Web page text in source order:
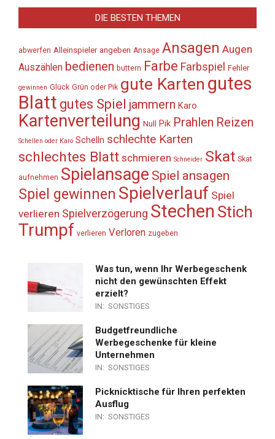
DIE BESTEN THEMEN
abwerfen Alleinspieler angeben Ansage Ansagen Augen
Auszählen bedienen buttern Farbe Farbspiel Fehler
gewinnen Glück Grün oder Pik gute Karten gutes
Blatt gutes Spiel jammern Karo
Kartenverteilung Null Pik Prahlen Reizen
Schellen oder Karo Schelln schlechte Karten
schlechtes Blatt schmieren Schneider Skat Skat
aufnehmen Spielansage Spiel ansagen
Spiel gewinnen Spielverlauf Spiel
verlieren Spielverzögerung Stechen Stich
Trumpf verlieren Verloren zugeben
Was tun, wenn Ihr Werbegeschenk
nicht den gewünschten Effekt
erzielt?
IN: SONSTIGES
Budgetfreundliche
Werbegeschenke für kleine
Unternehmen
IN: SONSTIGES
Picknicktische für Ihren perfekten
Ausflug
IN: SONSTIGES